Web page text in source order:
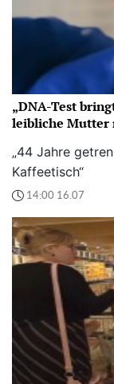
„DNA-Test
leibliche Mutter
„44 Jahre
Kaffeetisch“
14:00 16.07